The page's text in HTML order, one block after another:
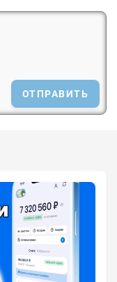
ОТПРАВИТЬ